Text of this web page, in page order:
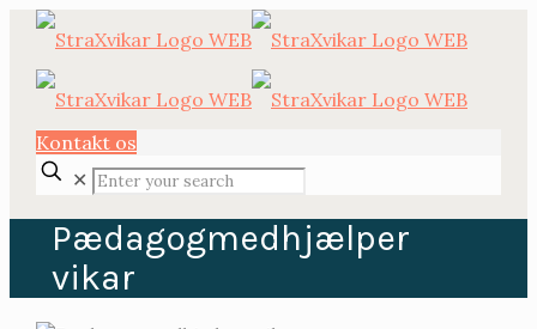
Kontakt os
✕
Pædagogmedhjælper
vikar